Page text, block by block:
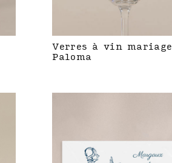
Verres à vin mariage
Paloma